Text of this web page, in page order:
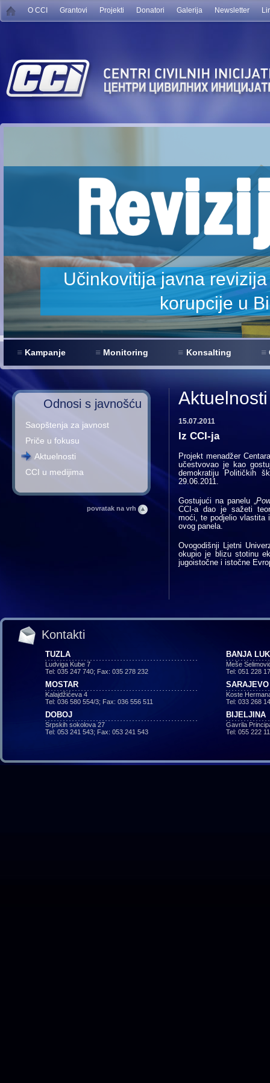
O CCI Grantovi Projekti Donatori Galerija Newsletter
Kampanje Monitoring Konsalting
Odnosi s javnošću
Saopštenja za javnost
Priče u fokusu
Aktuelnosti
CCI u medijima
povratak na vrh
Aktuelnosti
15.07.2011
Iz CCI-ja
Projekt menadžer
učestvovao je kao
demokratiju Političkih
29.06.2011.
Gostujući na panelu „
CCI-a dao je sažeti
moći, te podjelio vlastita
ovog panela.
Ovogodišnji Ljetni
okupio je blizu stotinu
jugoistočne i istočne
Kontakti
TUZLA
Ludviga Kube 7
Tel: 035 247 740; Fax: 035 278 232
MOSTAR
Kalajdžićeva 4
Tel: 036 580 554/3; Fax: 036 556 511
DOBOJ
Srpskih sokolova 27
Tel: 053 241 543; Fax: 053 241 543
BANJA
Meše
Tel: 051 228
SARAJEVO
Koste
Tel: 033 268
BIJELJINA
Gavrila
Tel: 055 222